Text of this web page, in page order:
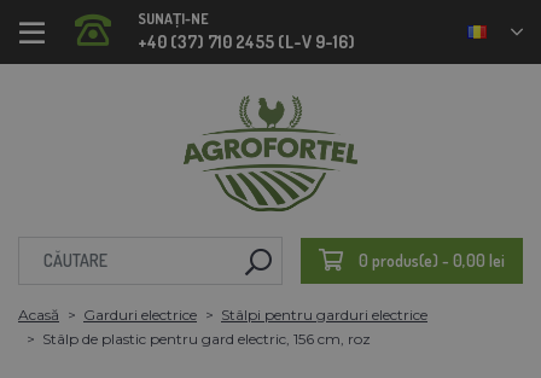
SUNAȚI-NE
+40 (37) 710 2455 (L-V 9-16)
0 produs(e) - 0,00 lei
Acasă Garduri electrice
Stâlpi pentru garduri electrice
Stâlp de plastic pentru gard electric, 156 cm, roz